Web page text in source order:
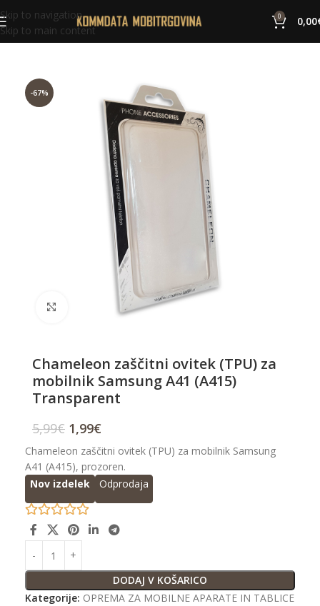
Skip to navigation
Skip to main content
0 0,00
-67%
Click to enlarge
Chameleon zaščitni ovitek (TPU) za
mobilnik Samsung A41 (A415)
Transparent
5,99€ 1,99€
Chameleon zaščitni ovitek (TPU) za mobilnik Samsung
A41 (A415), prozoren.
DODAJ V KOŠARICO
Nov izdelek Odprodaja
Kategorije: OPREMA ZA MOBILNE APARATE IN TABLICE